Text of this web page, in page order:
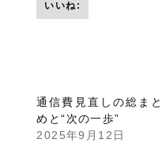
いいね:
通信費見直しの総まと
めと“次の一歩”
2025年9月12日